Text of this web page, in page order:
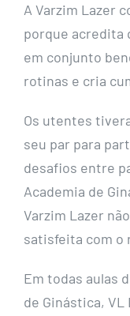
A Varzim Lazer
porque acredita
em conjunto
rotinas e cria
Os utentes
seu par para
desafios entre
Academia de
Varzim Lazer
satisfeita com o
Em todas aulas
de Ginástica, VL